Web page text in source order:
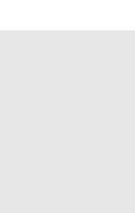
会社情報